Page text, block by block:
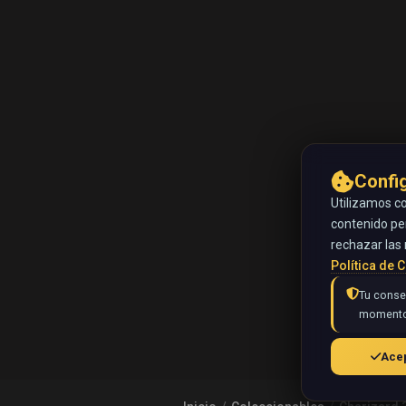
Utilizamos
contenido
rechazar las
Política de
Tu